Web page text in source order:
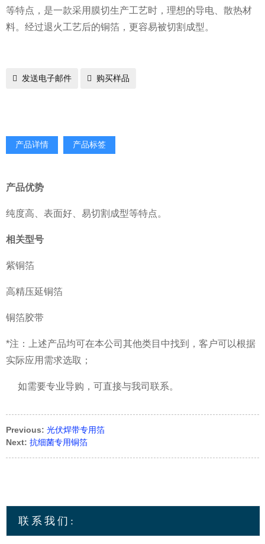
等特点，是一款采用膜切生产工艺时，理想的导电、散热材
料。经过退火工艺后的铜箔，更容易被切割成型。
发送电子邮件 购买样品
产品详情 产品标签
产品优势
纯度高、表面好、易切割成型等特点。
相关型号
紫铜箔
高精压延铜箔
铜箔胶带
*注：上述产品均可在本公司其他类目中找到，客户可以根据
实际应用需求选取；
如需要专业导购，可直接与我司联系。
Previous: 光伏焊带专用箔
Next: 抗细菌专用铜箔
联系我们: